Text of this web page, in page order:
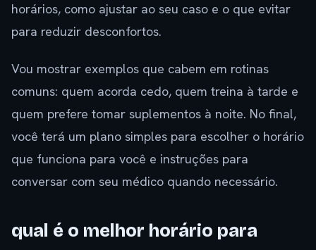
horários, como ajustar ao seu caso e o que evitar
para reduzir desconfortos.
Vou mostrar exemplos que cabem em rotinas
comuns: quem acorda cedo, quem treina à tarde e
quem prefere tomar suplementos à noite. No final,
você terá um plano simples para escolher o horário
que funciona para você e instruções para
conversar com seu médico quando necessário.
qual é o melhor horário para